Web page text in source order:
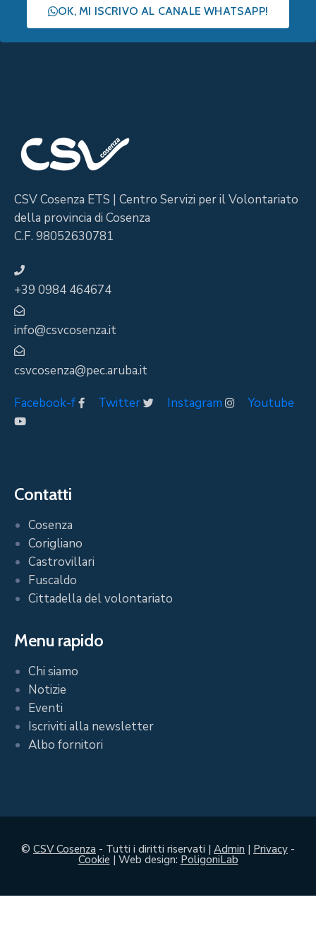
OK, MI ISCRIVO AL CANALE WHATSAPP!
CSV Cosenza ETS | Centro Servizi per il Volontariato
della provincia di Cosenza
C.F. 98052630781
+39 0984 464674
info@csvcosenza.it
csvcosenza@pec.aruba.it
Facebook-f
Twitter Instagram Youtube
Contatti
Cosenza
Corigliano
Castrovillari
Fuscaldo
Cittadella del volontariato
Menu rapido
Chi siamo
Notizie
Eventi
Iscriviti alla newsletter
Albo fornitori
© CSV Cosenza - Tutti i diritti riservati | Admin | Privacy -
Cookie | Web design: PoligoniLab